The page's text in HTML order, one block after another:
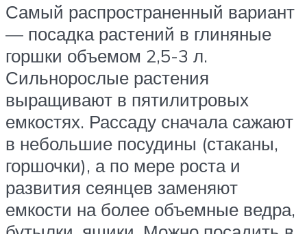
Самый распространенный вариант
— посадка растений в глиняные
горшки объемом 2,5-3 л.
Сильнорослые растения
выращивают в пятилитровых
емкостях. Рассаду сначала сажают
в небольшие посудины (стаканы,
горшочки), а по мере роста и
развития сеянцев заменяют
емкости на более объемные ведра,